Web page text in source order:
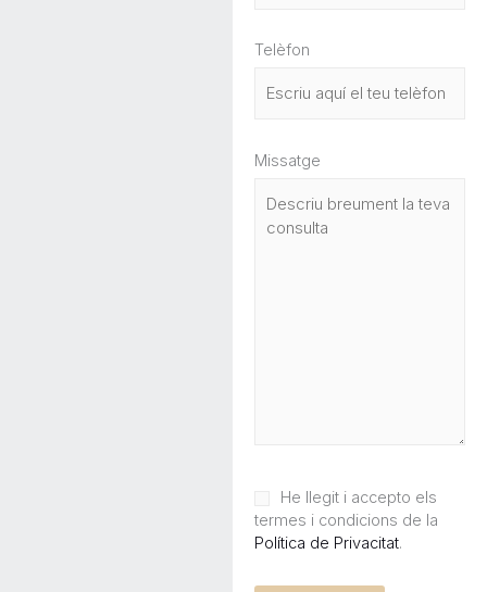
Telèfon
Missatge
He llegit i accepto els
termes i condicions de la
Política de Privacitat.